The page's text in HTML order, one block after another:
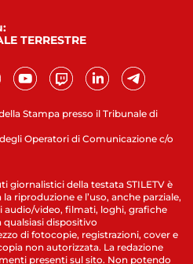
Stampa presso il Tribunale di
Operatori di Comunicazione c/o
TERRESTRE
giornalistici della testata STILETV è
riproduzione e l’uso, anche parziale,
video, filmati, loghi, grafiche
dispositivo
di fotocopie, registrazioni, cover e
non autorizzata. La redazione
presenti sul sito. Non potendo